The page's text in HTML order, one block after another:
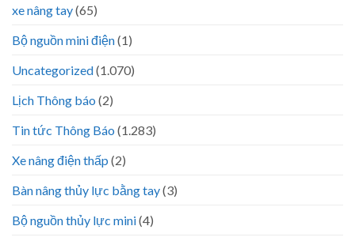
xe nâng tay(65)
Bộ nguồn mini điện(1)
Uncategorized(1.070)
Lịch Thông báo (2)
Tin tức Thông Báo (1.283)
Xe nâng điện thấp (2)
Bàn nâng thủy lực bằng tay(3)
Bộ nguồn thủy lực mini(4)